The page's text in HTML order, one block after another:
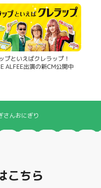
プといえばクレラップ！
ALFEE出演の新CM公開中
さんおにぎり
こちら